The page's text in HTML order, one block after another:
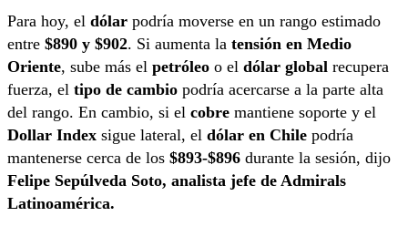
Para hoy, el dólar podría moverse en un rango estimado
entre $890 y $902. Si aumenta la tensión en Medio
Oriente, sube más el petróleo o el dólar global recupera
fuerza, el tipo de cambio podría acercarse a la parte alta
del rango. En cambio, si el cobre mantiene soporte y el
Dollar Index sigue lateral, el dólar en Chile podría
mantenerse cerca de los $893-$896 durante la sesión, dijo
Felipe Sepúlveda Soto, analista jefe de Admirals
Latinoamérica.